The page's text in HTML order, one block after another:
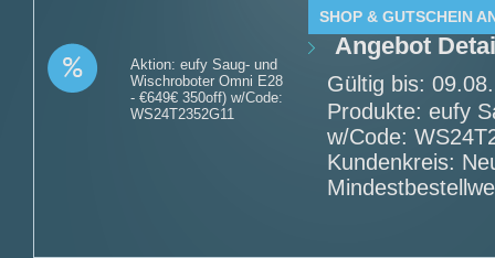
Aktion: eufy Saug- und
Wischroboter Omni E28
- €649€ 350off) w/Code:
WS24T2352G11
SHOP & GUTSCHEIN
Angebot
Gültig bis:
Produkte: eufy
w/Code:
Kundenkreis: